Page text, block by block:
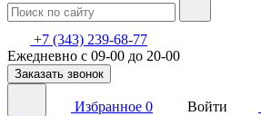
+7 (343) 239-68-77
Ежедневно с 09-00 до 20-00
Заказать звонок
Избранное 0 Войти